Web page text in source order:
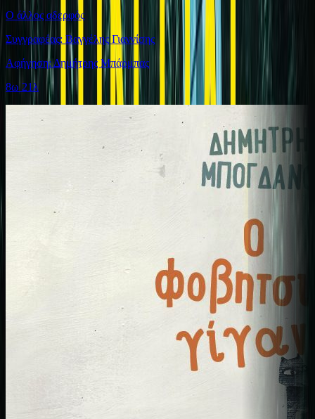
Ο άλλος αδερφός
Συγγραφέας: Βαγγέλης Γιαννίσης
Αφήγηση: Δημήτρης Μπάρμπας
8ω 21λ